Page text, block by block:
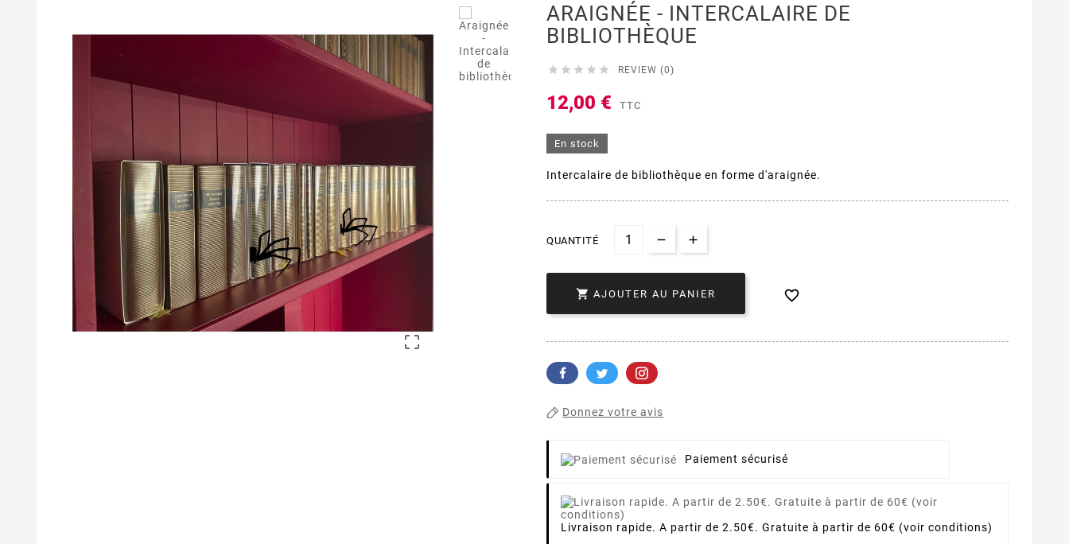

ARAIGNÉE - INTERCALAIRE DE
BIBLIOTHÈQUE
     REVIEW (0)
12,00 € TTC
En stock
Intercalaire de bibliothèque en forme d'araignée.
QUANTITÉ
 AJOUTER AU PANIER 
Donnez votre avis
Paiement sécurisé
Livraison rapide. A partir de 2.50€. Gratuite à partir de 60€ (voir conditions)